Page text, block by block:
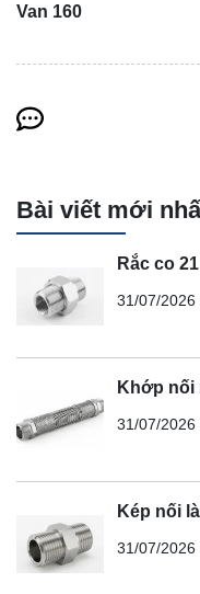
Van 160
Bài viết mới
Rắc co
31/07/2026
Khớp nối
31/07/2026
Kép nối
31/07/2026